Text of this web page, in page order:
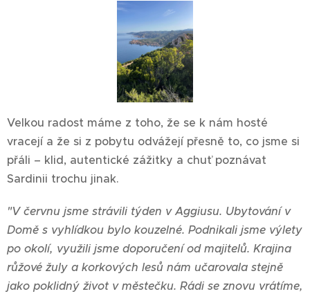
Velkou radost máme z toho, že se k nám hosté
vracejí a že si z pobytu odvážejí přesně to, co jsme si
přáli – klid, autentické zážitky a chuť poznávat
Sardinii trochu jinak.
"V červnu jsme strávili týden v Aggiusu. Ubytování v
Domě s vyhlídkou bylo kouzelné. Podnikali jsme výlety
po okolí, využili jsme doporučení od majitelů. Krajina
růžové žuly a korkových lesů nám učarovala stejně
jako poklidný život v městečku. Rádi se znovu vrátíme,